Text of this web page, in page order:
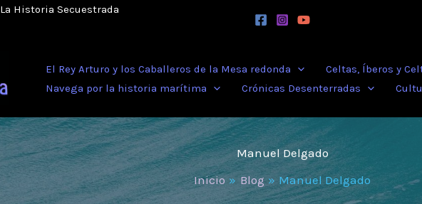
La Historia Secuestrada
El Rey Arturo y los Caballeros de la Mesa redonda Celtas, Íberos y
Navega por la historia marítima
Crónicas Desenterradas
Manuel Delgado
Inicio
Blog Manuel Delgado